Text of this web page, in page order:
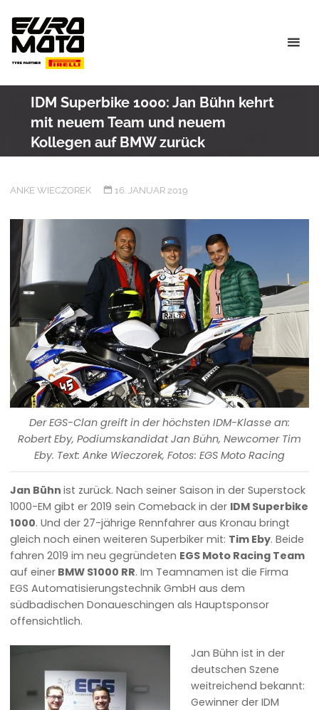
content
IDM Superbike 1000: Jan Bühn kehrt
mit neuem Team und neuem
Kollegen auf BMW zurück
ANKE WIECZOREK 16. JANUAR 2019
Der EGS-Clan greift in der höchsten IDM-Klasse an:
Robert Eby, Podiumskandidat Jan Bühn, Newcomer Tim
Eby. Text: Anke Wieczorek, Fotos: EGS Moto Racing
Jan Bühnist zurück. Nach seiner Saison in der Superstock
1000-EM gibt er 2019 sein Comeback in der IDM Superbike
1000. Und der 27-jährige Rennfahrer aus Kronau bringt
gleich noch einen weiteren Superbiker mit: Tim Eby. Beide
fahren 2019 im neu gegründeten EGS Moto Racing Team
auf einer BMW S1000 RR. Im Teamnamen ist die Firma
EGS Automatisierungstechnik GmbH aus dem
südbadischen Donaueschingen als Hauptsponsor
offensichtlich.
Jan Bühn ist in der
deutschen Szene
weitreichend bekannt:
Gewinner der IDM